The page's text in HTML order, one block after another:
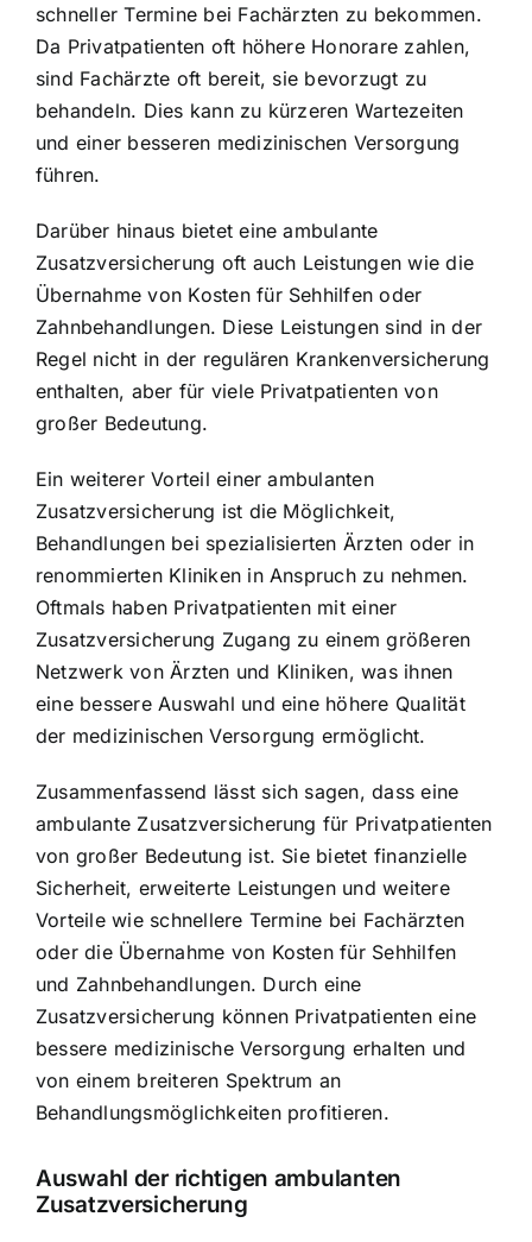
schneller Termine bei Fachärzten zu bekommen.
Da Privatpatienten oft höhere Honorare zahlen,
sind Fachärzte oft bereit, sie bevorzugt zu
behandeln. Dies kann zu kürzeren Wartezeiten
und einer besseren medizinischen Versorgung
führen.
Darüber hinaus bietet eine ambulante
Zusatzversicherung oft auch Leistungen wie die
Übernahme von Kosten für Sehhilfen oder
Zahnbehandlungen. Diese Leistungen sind in der
Regel nicht in der regulären Krankenversicherung
enthalten, aber für viele Privatpatienten von
großer Bedeutung.
Ein weiterer Vorteil einer ambulanten
Zusatzversicherung ist die Möglichkeit,
Behandlungen bei spezialisierten Ärzten oder in
renommierten Kliniken in Anspruch zu nehmen.
Oftmals haben Privatpatienten mit einer
Zusatzversicherung Zugang zu einem größeren
Netzwerk von Ärzten und Kliniken, was ihnen
eine bessere Auswahl und eine höhere Qualität
der medizinischen Versorgung ermöglicht.
Zusammenfassend lässt sich sagen, dass eine
ambulante Zusatzversicherung für Privatpatienten
von großer Bedeutung ist. Sie bietet finanzielle
Sicherheit, erweiterte Leistungen und weitere
Vorteile wie schnellere Termine bei Fachärzten
oder die Übernahme von Kosten für Sehhilfen
und Zahnbehandlungen. Durch eine
Zusatzversicherung können Privatpatienten eine
bessere medizinische Versorgung erhalten und
von einem breiteren Spektrum an
Behandlungsmöglichkeiten profitieren.
Auswahl der richtigen ambulanten
Zusatzversicherung